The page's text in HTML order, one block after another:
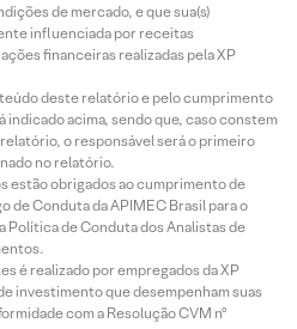
de mercado, e que sua(s)
influenciada por receitas
financeiras realizadas pela XP
deste relatório e pelo cumprimento
indicado acima, sendo que, caso constem
o responsável será o primeiro
no relatório.
estão obrigados ao cumprimento de
de Conduta da APIMEC Brasil para o
Política de Conduta dos Analistas de
é realizado por empregados da XP
investimento que desempenham suas
com a Resolução CVM nº